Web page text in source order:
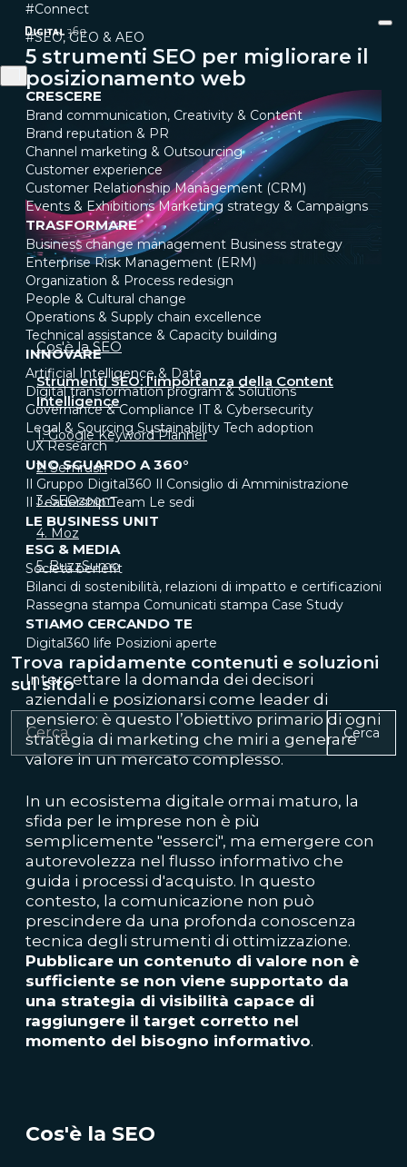
CRESCERE
Brand communication, Creativity & Content
Brand reputation & PR
Channel marketing & Outsourcing
Customer experience
Customer Relationship Management (CRM)
Events & Exhibitions Marketing strategy & Campaigns
TRASFORMARE
Business change management Business strategy
Enterprise Risk Management (ERM)
Organization & Process redesign
People & Cultural change
Operations & Supply chain excellence
Technical assistance & Capacity building
INNOVARE
Artificial Intelligence & Data
Digital transformation program & Solutions
Governance & Compliance IT & Cybersecurity
Legal & Sourcing Sustainability Tech adoption
UX Research
UNO SGUARDO A 360°
Il Gruppo Digital360 Il Consiglio di Amministrazione
Il Leadership Team Le sedi
LE BUSINESS UNIT
ESG & MEDIA
Società benefit
Bilanci di sostenibilità, relazioni di impatto e certificazioni
Rassegna stampa Comunicati stampa Case Study
STIAMO CERCANDO TE
Digital360 life Posizioni aperte
Trova rapidamente contenuti e soluzioni
sul sito
Cerca
#Connect
#SEO, GEO & AEO
5 strumenti SEO per migliorare il
posizionamento web
Cos'è la SEO
Strumenti SEO: l'importanza della Content
Intelligence
1. Google Keyword Planner
2. Semrush
3. SEOzoom
4. Moz
5. BuzzSumo
Intercettare la domanda dei decisori
aziendali e posizionarsi come leader di
pensiero: è questo l’obiettivo primario di ogni
strategia di marketing che miri a generare
valore in un mercato complesso.
In un ecosistema digitale ormai maturo, la
sfida per le imprese non è più
semplicemente "esserci", ma emergere con
autorevolezza nel flusso informativo che
guida i processi d'acquisto. In questo
contesto, la comunicazione non può
prescindere da una profonda conoscenza
tecnica degli strumenti di ottimizzazione.
Pubblicare un contenuto di valore non è
sufficiente se non viene supportato da
una strategia di visibilità capace di
raggiungere il target corretto nel
momento del bisogno informativo.
Cos'è la SEO